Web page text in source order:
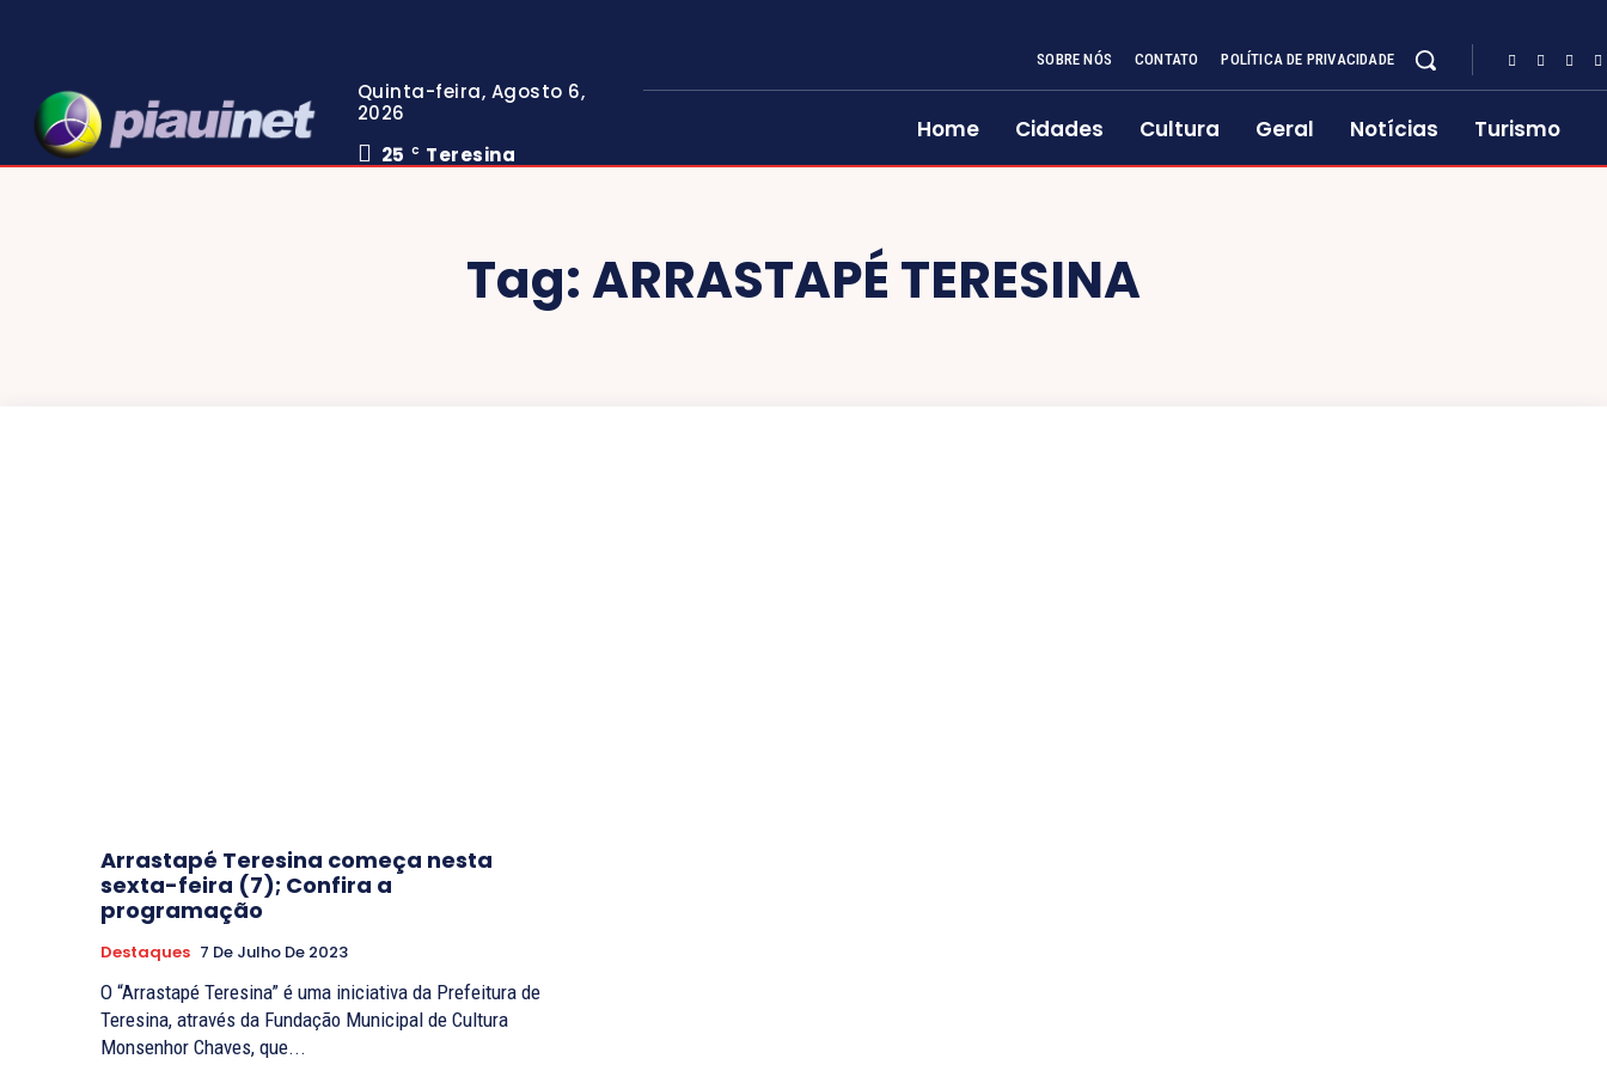
Quinta-feira, Agosto 6,
2026
25
C Teresina
SOBRE NÓS CONTATO POLÍTICA DE PRIVACIDADE
Home Cidades Cultura Geral Notícias Turismo
Tag:ARRASTAPÉ TERESINA
Arrastapé Teresina começa nesta
sexta-feira (7); Confira a
programação
Destaques 7 De Julho De 2023
O “Arrastapé Teresina” é uma iniciativa da Prefeitura de
Teresina, através da Fundação Municipal de Cultura
Monsenhor Chaves, que...